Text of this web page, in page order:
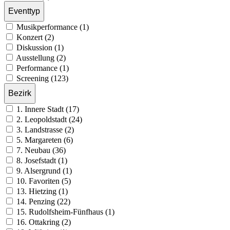
Eventtyp
Musikperformance (1)
Konzert (2)
Diskussion (1)
Ausstellung (2)
Performance (1)
Screening (123)
Bezirk
1. Innere Stadt (17)
2. Leopoldstadt (24)
3. Landstrasse (2)
5. Margareten (6)
7. Neubau (36)
8. Josefstadt (1)
9. Alsergrund (1)
10. Favoriten (5)
13. Hietzing (1)
14. Penzing (22)
15. Rudolfsheim-Fünfhaus (1)
16. Ottakring (2)